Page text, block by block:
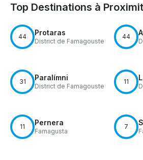
Top Destinations à
44 Protaras
District de Famagouste
44
31 Paralímni
District de Famagouste
11
11 Pernera
Famagusta
7